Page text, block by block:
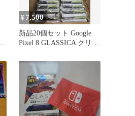
¥ 7,500
新品20個セット Google
Pixel 8 GLASSICA クリア